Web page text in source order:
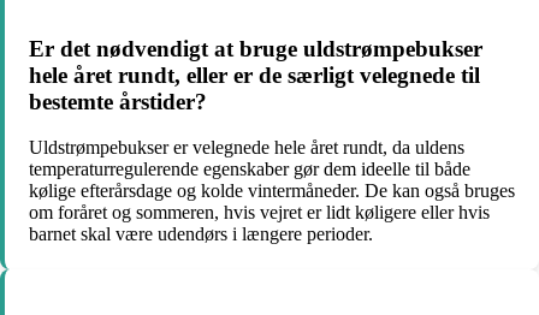
Er det nødvendigt at bruge uldstrømpebukser
hele året rundt, eller er de særligt velegnede til
bestemte årstider?
Uldstrømpebukser er velegnede hele året rundt, da uldens
temperaturregulerende egenskaber gør dem ideelle til både
kølige efterårsdage og kolde vintermåneder. De kan også bruges
om foråret og sommeren, hvis vejret er lidt køligere eller hvis
barnet skal være udendørs i længere perioder.